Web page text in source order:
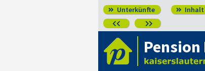
 Unterkünfte  Inhalt
 